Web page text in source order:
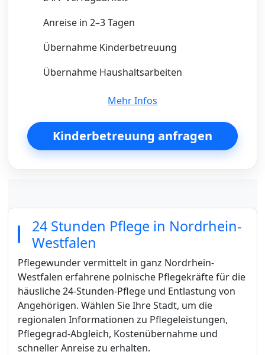
Anreise in 2–3 Tagen
Übernahme Kinderbetreuung
Übernahme Haushaltsarbeiten
Mehr Infos
Kinderbetreuung anfragen
24 Stunden Pflege in Nordrhein-
Westfalen
Pflegewunder vermittelt in ganz Nordrhein-
Westfalen erfahrene polnische Pflegekräfte für die
häusliche 24-Stunden-Pflege und Entlastung von
Angehörigen. Wählen Sie Ihre Stadt, um die
regionalen Informationen zu Pflegeleistungen,
Pflegegrad-Abgleich, Kostenübernahme und
schneller Anreise zu erhalten.